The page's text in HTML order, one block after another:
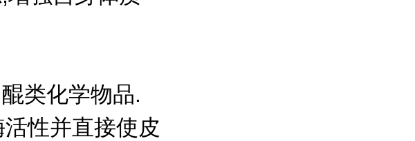
类化学物品.
性并直接使皮